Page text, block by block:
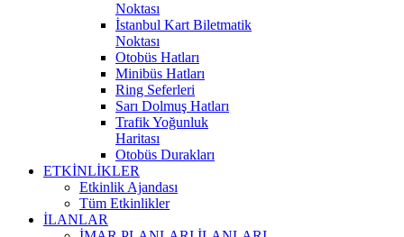
Noktası
İstanbul Kart Biletmatik
Noktası
Otobüs Hatları
Minibüs Hatları
Ring Seferleri
Sarı Dolmuş Hatları
Trafik Yoğunluk
Haritası
Otobüs Durakları
ETKİNLİKLER
Etkinlik Ajandası
Tüm Etkinlikler
İLANLAR